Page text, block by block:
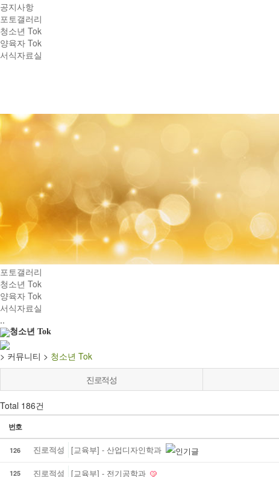
공지사항
포토갤러리
청소년 Tok
양육자 Tok
서식자료실
커뮤니티
공지사항
포토갤러리
청소년 Tok
양육자 Tok
서식자료실
..
청소년 Tok
> 커뮤니티 > 청소년 Tok
진로적성
Total 186건
번호
126 진로적성 [교육부] - 산업디자인학과
125 진로적성 [교육부] - 전기공학과